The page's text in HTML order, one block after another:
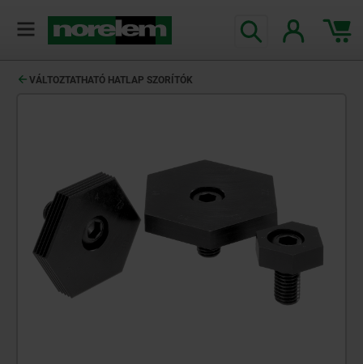
VÁLTOZTATHATÓ HATLAP SZORÍTÓK